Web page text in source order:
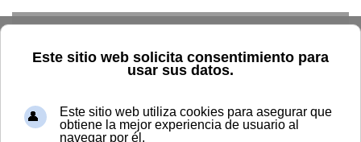
Inicio BOUNIA Boletín Número 12